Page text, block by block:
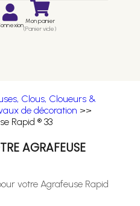
Mon panier
(Panier vide)
Clous, Cloueurs &
de décoration >>
Rapid ® 33
AGRAFEUSE
votre Agrafeuse Rapid